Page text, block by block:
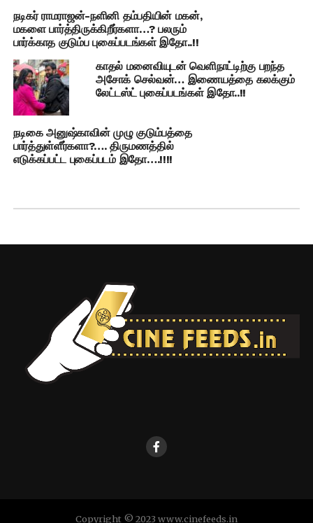
நடிகர் ராமராஜன்-நளினி தம்பதியின் மகன்,
மகளை பார்த்திருக்கிறீர்களா…? பலரும்
பார்க்காத குடும்ப புகைப்படங்கள் இதோ..!!
காதல் மனைவியுடன் வெளிநாட்டிற்கு பறந்த
அசோக் செல்வன்… இணையத்தை கலக்கும்
லேட்டஸ்ட் புகைப்படங்கள் இதோ..!!
நடிகை அனுஷ்காவின் முழு குடும்பத்தை
பார்த்துள்ளீர்களா?…. திருமணத்தில்
எடுக்கப்பட்ட புகைப்படம் இதோ….!!!!
Copyright © 2023 www.cinefeeds.in